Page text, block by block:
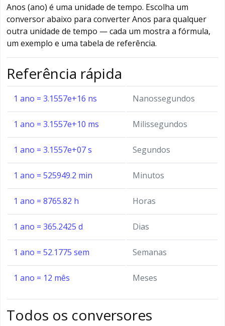
Anos (ano) é uma unidade de tempo. Escolha um
conversor abaixo para converter Anos para qualquer
outra unidade de tempo — cada um mostra a fórmula,
um exemplo e uma tabela de referência.
Referência rápida
1 ano = 3.1557e+16 ns Nanossegundos
1 ano = 3.1557e+10 ms Milissegundos
1 ano = 3.1557e+07 s Segundos
1 ano = 525949.2 min Minutos
1 ano = 8765.82 h Horas
1 ano = 365.2425 d Dias
1 ano = 52.1775 sem Semanas
1 ano = 12 mês Meses
Todos os conversores